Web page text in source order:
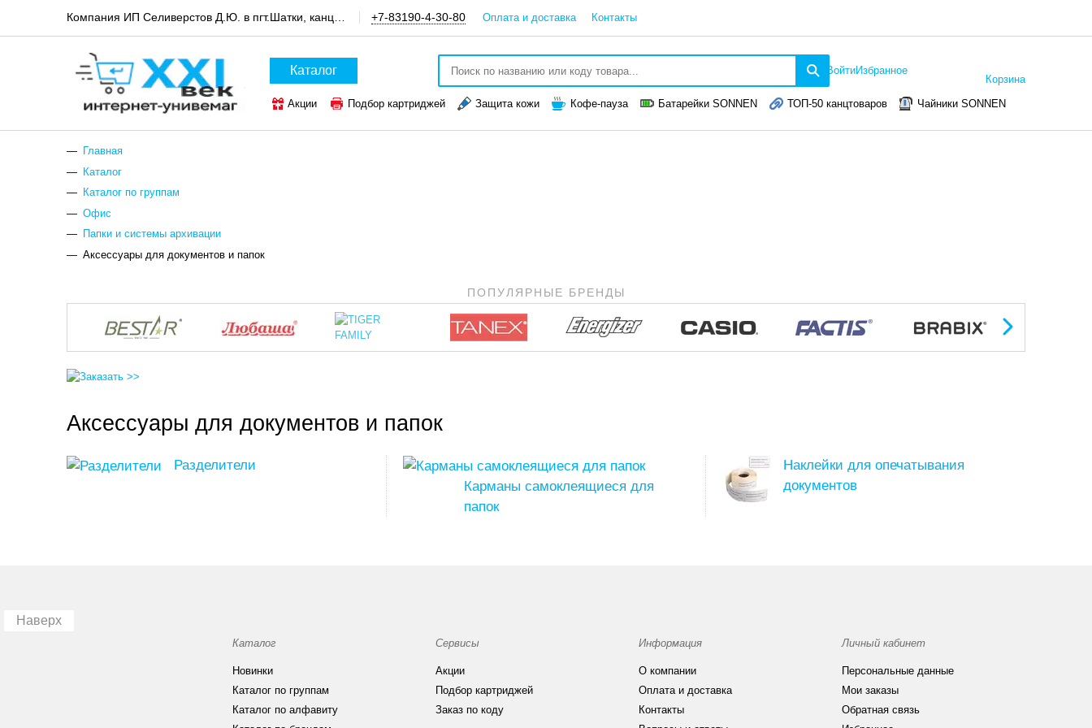
+7-83190-4-30-80 Оплата и доставка Контакты
Каталог ВойтиИзбранное
Корзина
Акции Подбор картриджей Защита кожи Кофе-пауза Батарейки SONNEN ТОП-50 канцтоваров Чайники SONNEN
Главная
Каталог
Каталог по группам
Офис
Папки и системы архивации
Аксессуары для документов и папок
ПОПУЛЯРНЫЕ БРЕНДЫ
Аксессуары для документов и папок
Разделители
Карманы самоклеящиеся для
папок
Наклейки для опечатывания
документов
Наверх
Каталог
Новинки
Каталог по группам
Каталог по алфавиту
Сервисы
Акции
Подбор картриджей
Заказ по коду
Информация
О компании
Оплата и доставка
Контакты
Личный кабинет
Персональные данные
Мои заказы
Обратная связь